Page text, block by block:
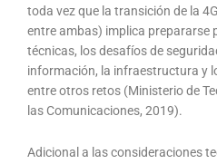
toda vez que la transición de la
entre ambas) implica prepararse
técnicas, los desafíos de
información, la infraestructura y
entre otros retos (Ministerio de
las Comunicaciones, 2019).
Adicional a las consideraciones